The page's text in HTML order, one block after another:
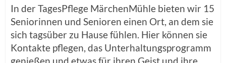
In der TagesPflege MärchenMühle bieten wir 15
Seniorinnen und Senioren einen Ort, an dem sie
sich tagsüber zu Hause fühlen. Hier können sie
Kontakte pflegen, das Unterhaltungsprogramm
genießen und etwas für ihren Geist und ihre